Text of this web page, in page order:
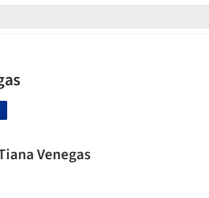
Venegas